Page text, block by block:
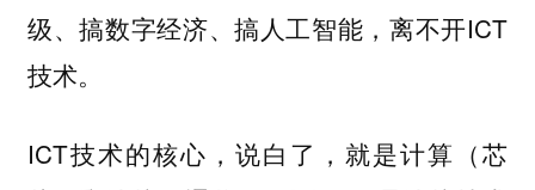
级、搞数字经济、搞人工智能，离不开ICT
技术。
ICT技术的核心，说白了，就是计算（芯